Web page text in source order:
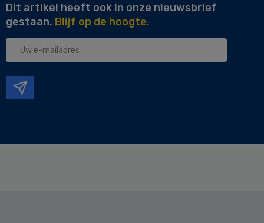
Dit artikel heeft ook in onze nieuwsbrief
gestaan. Blijf op de hoogte.
Uw